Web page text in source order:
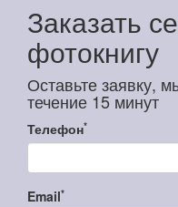
Заказать
фотокнигу
Оставьте заявку,
течение 15 минут
Телефон*
Email*